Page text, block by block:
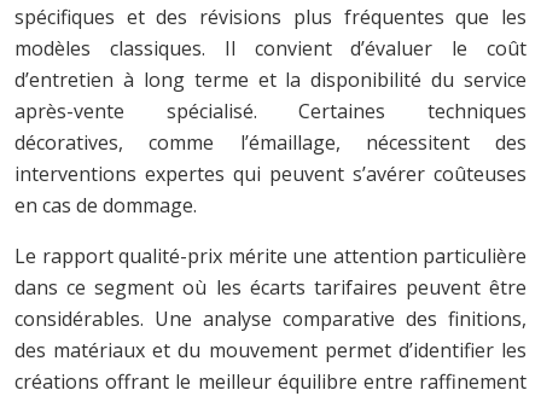
spécifiques et des révisions plus fréquentes que les
modèles classiques. Il convient d’évaluer le coût
d’entretien à long terme et la disponibilité du service
après-vente spécialisé. Certaines techniques
décoratives, comme l’émaillage, nécessitent des
interventions expertes qui peuvent s’avérer coûteuses
en cas de dommage.
Le rapport qualité-prix mérite une attention particulière
dans ce segment où les écarts tarifaires peuvent être
considérables. Une analyse comparative des finitions,
des matériaux et du mouvement permet d’identifier les
créations offrant le meilleur équilibre entre raffinement